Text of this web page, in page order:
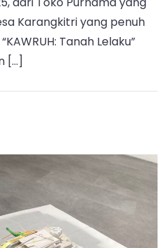
Karangkitri yang penuh
Tanah Lelaku”
[…]